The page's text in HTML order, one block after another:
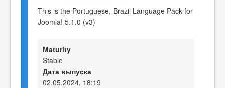
This is the Portuguese, Brazil Language Pack for
Joomla! 5.1.0 (v3)
Maturity
Stable
Дата выпуска
02.05.2024, 18:19